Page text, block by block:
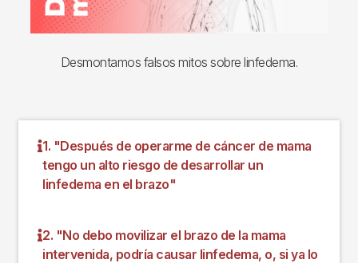
Desmontamos falsos mitos sobre linfedema.
1. "Después de operarme de cáncer de mama
tengo un alto riesgo de desarrollar un
linfedema en el brazo"
2. "No debo movilizar el brazo de la mama
intervenida, podría causar linfedema, o, si ya lo